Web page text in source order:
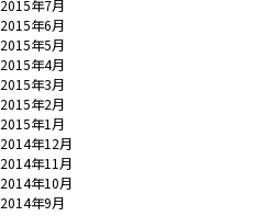
2015年7月
2015年6月
2015年5月
2015年4月
2015年3月
2015年2月
2015年1月
2014年12月
2014年11月
2014年10月
2014年9月